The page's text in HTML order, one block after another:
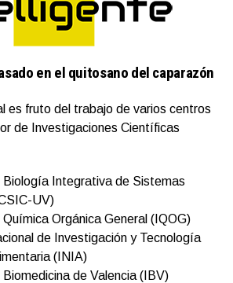
en el quitosano del caparazón
es fruto del trabajo de varios centros
de Investigaciones Científicas
Biología Integrativa de Sistemas
UV)
Orgánica General (IQOG)
de Investigación y Tecnología
(INIA)
Biomedicina de Valencia (IBV)